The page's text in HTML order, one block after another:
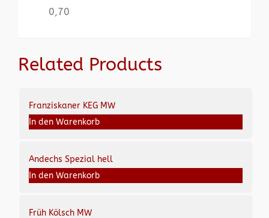
0,70
Related Products
Franziskaner KEG MW
In den Warenkorb
Andechs Spezial hell
In den Warenkorb
Früh Kölsch MW